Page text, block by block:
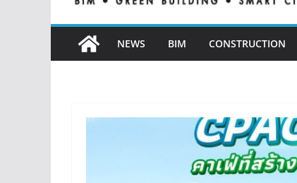
แห่งแรกในกระบี่
NEWS
BIM CONSTRUCTION